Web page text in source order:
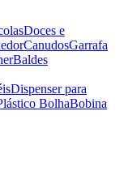
Doces e
CanudosGarrafa
Baldes
Dispenser para
BolhaBobina